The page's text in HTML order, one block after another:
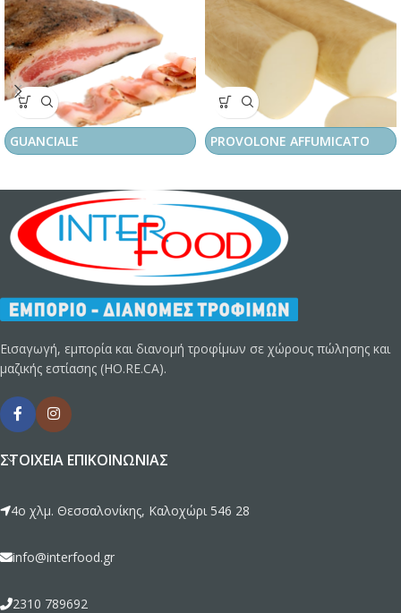
GUANCIALE PROVOLONE AFFUMICATO
Εισαγωγή, εμπορία και διανομή τροφίμων σε χώρους πώλησης και
μαζικής εστίασης (HO.RE.CA).
ΣΤΟΙΧΕΊΑ ΕΠΙΚΟΙΝΩΝΊΑΣ
4ο χλμ. Θεσσαλονίκης, Καλοχώρι 546 28
info@interfood.gr
2310 789692